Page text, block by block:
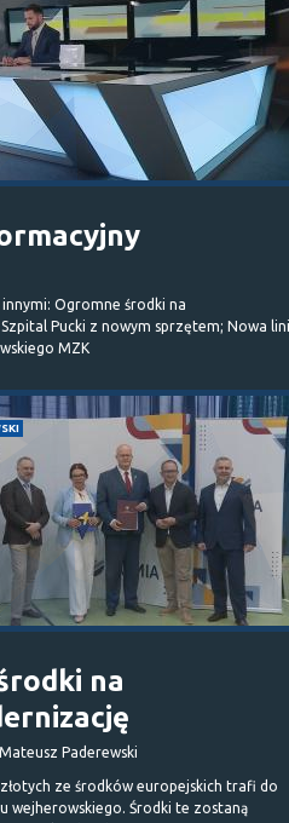
Ogromne środki na
Pucki z nowym sprzętem; Nowa
MZK
na
Paderewski
ze środków europejskich trafi do
wejherowskiego. Środki te zostaną